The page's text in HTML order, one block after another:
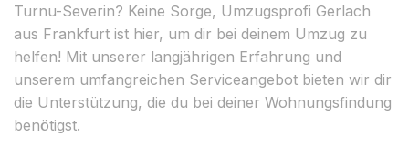
Turnu-Severin? Keine Sorge, Umzugsprofi Gerlach
aus Frankfurt ist hier, um dir bei deinem Umzug zu
helfen! Mit unserer langjährigen Erfahrung und
unserem umfangreichen Serviceangebot bieten wir dir
die Unterstützung, die du bei deiner Wohnungsfindung
benötigst.